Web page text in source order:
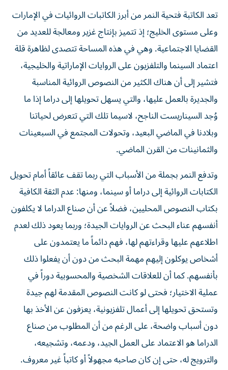
تعد الكاتبة فتحية النمر من أبرز الكاتبات الروائيات في الإمارات
وعلى مستوى الخليج؛ إذ تتميز بإنتاج غزير ومعالجة للعديد من
القضايا الاجتماعية. وهي في هذه المساحة تتصدى لظاهرة قلة
اعتماد السينما والتلفزيون على الروايات الإماراتية والخليجية،
فتشير إلى أن هناك الكثير من النصوص الروائية المناسبة
والجديرة بالعمل عليها، والتي يسهل تحويلها إلى دراما إذا ما
وُجد السيناريست الناجح، لاسيما تلك التي تتعرض لحياتنا
وبلادنا في الماضي البعيد، وتحولات المجتمع في السبعينات
والثمانينات من القرن الماضي.
وتدفع النمر بجملة من الأسباب التي ربما تقف عائقاً أمام تحويل
الكتابات الروائية إلى دراما أو سينما، ومنها: عدم الثقة الكافية
بكتاب النصوص المحليين، فضلاً عن أن صناع الدراما لا يكلفون
أنفسهم عناء البحث عن الروايات الجيدة؛ وربما يعود ذلك لعدم
اطلاعهم عليها وقراءتهم لها، فهم دائماً ما يعتمدون على
أشخاص يوكلون إليهم مهمة البحث من دون أن يفعلوا ذلك
بأنفسهم. كما أن للعلاقات الشخصية والمحسوبية دوراً في
عملية الاختيار؛ فحتى لو كانت النصوص المقدمة لهم جيدة
وتستحق تحويلها إلى أعمال تلفزيونية، يعزفون عن الأخذ بها
دون أسباب واضحة، على الرغم من أن المطلوب من صناع
الدراما هو الاعتماد على العمل الجيد، ودعمه، وتشجيعه،
والترويج له، حتى إن كان صاحبه مجهولاً أو كاتباً غير معروف.